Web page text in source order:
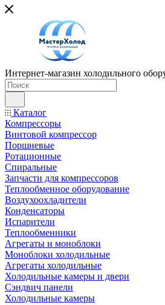
Интернет-магазин холодильного
Каталог
Компрессоры
Винтовой компрессор
Поршневые
Ротационные
Спиральные
Запчасти для компрессоров
Теплообменное оборудование
Воздухоохладители
Конденсаторы
Испарители
Теплообменники
Агрегаты и моноблоки
Моноблоки холодильные
Агрегаты холодильные
Холодильные камеры и двери
Сэндвич панели
Холодильные камеры